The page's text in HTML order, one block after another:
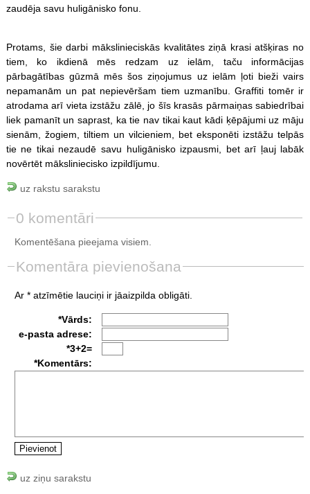
zaudēja savu huligānisko fonu.
Protams, šie darbi mākslinieciskās kvalitātes ziņā krasi atšķiras no
tiem, ko ikdienā mēs redzam uz ielām, taču informācijas
pārbagātības gūzmā mēs šos ziņojumus uz ielām ļoti bieži vairs
nepamanām un pat nepievēršam tiem uzmanību. Graffiti tomēr ir
atrodama arī vieta izstāžu zālē, jo šīs krasās pārmaiņas sabiedrībai
liek pamanīt un saprast, ka tie nav tikai kaut kādi ķēpājumi uz māju
sienām, žogiem, tiltiem un vilcieniem, bet eksponēti izstāžu telpās
tie ne tikai nezaudē savu huligānisko izpausmi, bet arī ļauj labāk
novērtēt māksliniecisko izpildījumu.
uz rakstu sarakstu
0 komentāri
Komentēšana pieejama visiem.
Komentāra pievienošana
Ar * atzīmētie lauciņi ir jāaizpilda obligāti.
*Vārds:
e-pasta adrese:
*3+2=
*Komentārs:
uz ziņu sarakstu